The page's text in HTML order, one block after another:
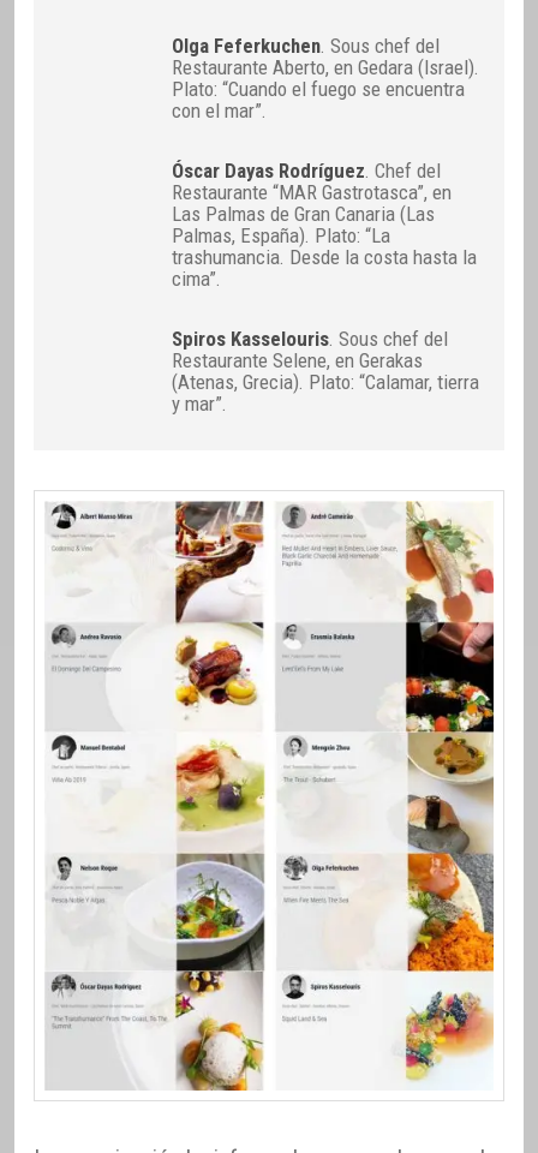
Olga Feferkuchen. Sous chef del
Restaurante Aberto, en Gedara (Israel).
Plato: “Cuando el fuego se encuentra
con el mar”.
Óscar Dayas Rodríguez. Chef del
Restaurante “MAR Gastrotasca”, en
Las Palmas de Gran Canaria (Las
Palmas, España). Plato: “La
trashumancia. Desde la costa hasta la
cima”.
Spiros Kasselouris. Sous chef del
Restaurante Selene, en Gerakas
(Atenas, Grecia). Plato: “Calamar, tierra
y mar”.